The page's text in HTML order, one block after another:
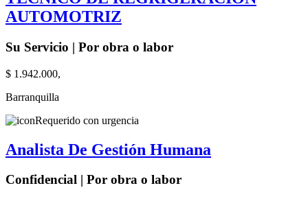
AUTOMOTRIZ
Su Servicio | Por obra o labor
$ 1.942.000,
Barranquilla
Requerido con urgencia
Analista De Gestión Humana
Confidencial | Por obra o labor